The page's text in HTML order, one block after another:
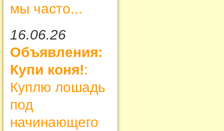
мы часто...
16.06.26
Объявления:
Купи коня!:
Куплю лошадь
под
начинающего